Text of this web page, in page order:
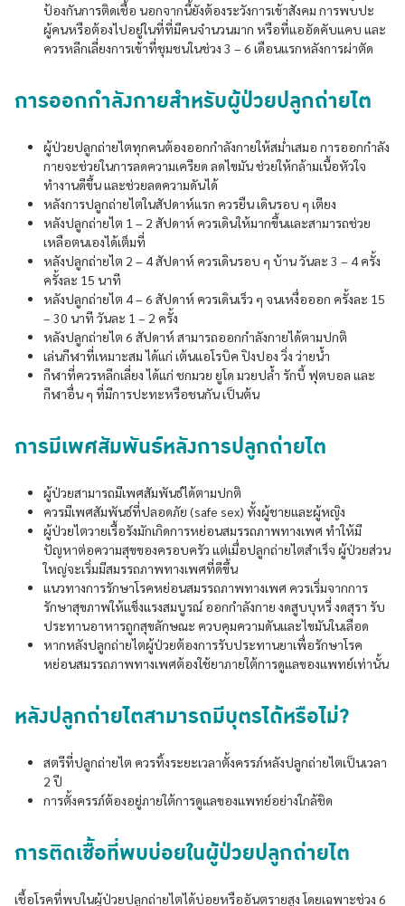
ป้องกันการติดเชื้อ นอกจากนี้ยังต้องระวังการเข้าสังคม การพบปะ
ผู้คนหรือต้องไปอยู่ในที่ที่มีคนจำนวนมาก หรือที่แออัดคับแคบ และ
ควรหลีกเลี่ยงการเข้าที่ชุมชนในช่วง 3 – 6 เดือนแรกหลังการผ่าตัด
การออกกำลังกายสำหรับผู้ป่วยปลูกถ่ายไต
ผู้ป่วยปลูกถ่ายไตทุกคนต้องออกกำลังกายให้สม่ำเสมอ การออกกำลัง
กายจะช่วยในการลดความเครียด ลดไขมัน ช่วยให้กล้ามเนื้อหัวใจ
ทำงานดีขึ้น และช่วยลดความดันได้
หลังการปลูกถ่ายไตในสัปดาห์แรก ควรยืน เดินรอบ ๆ เตียง
หลังปลูกถ่ายไต 1 – 2 สัปดาห์ ควรเดินให้มากขึ้นและสามารถช่วย
เหลือตนเองได้เต็มที่
หลังปลูกถ่ายไต 2 – 4 สัปดาห์ ควรเดินรอบ ๆ บ้าน วันละ 3 – 4 ครั้ง
ครั้งละ 15 นาที
หลังปลูกถ่ายไต 4 – 6 สัปดาห์ ควรเดินเร็ว ๆ จนเหงื่อออก ครั้งละ 15
– 30 นาที วันละ 1 – 2 ครั้ง
หลังปลูกถ่ายไต 6 สัปดาห์ สามารถออกกำลังกายได้ตามปกติ
เล่นกีฬาที่เหมาะสม ได้แก่ เต้นแอโรบิค ปิงปอง วิ่ง ว่ายน้ำ
กีฬาที่ควรหลีกเลี่ยง ได้แก่ ชกมวย ยูโด มวยปล้ำ รักบี้ ฟุตบอล และ
กีฬาอื่น ๆ ที่มีการปะทะหรือชนกัน เป็นต้น
การมีเพศสัมพันธ์หลังการปลูกถ่ายไต
ผู้ป่วยสามารถมีเพศสัมพันธ์ได้ตามปกติ
ควรมีเพศสัมพันธ์ที่ปลอดภัย (safe sex) ทั้งผู้ชายและผู้หญิง
ผู้ป่วยไตวายเรื้อรังมักเกิดการหย่อนสมรรถภาพทางเพศ ทำให้มี
ปัญหาต่อความสุขของครอบครัว แต่เมื่อปลูกถ่ายไตสำเร็จ ผู้ป่วยส่วน
ใหญ่จะเริ่มมีสมรรถภาพทางเพศที่ดีขึ้น
แนวทางการรักษาโรคหย่อนสมรรถภาพทางเพศ ควรเริ่มจากการ
รักษาสุขภาพให้แข็งแรงสมบูรณ์ ออกกำลังกาย งดสูบบุหรี่ งดสุรา รับ
ประทานอาหารถูกสุขลักษณะ ควบคุมความดันและไขมันในเลือด
หากหลังปลูกถ่ายไตผู้ป่วยต้องการรับประทานยาเพื่อรักษาโรค
หย่อนสมรรถภาพทางเพศต้องใช้ยาภายใต้การดูแลของแพทย์เท่านั้น
หลังปลูกถ่ายไตสามารถมีบุตรได้หรือไม่?
สตรีที่ปลูกถ่ายไต ควรทิ้งระยะเวลาตั้งครรภ์หลังปลูกถ่ายไตเป็นเวลา
2 ปี
การตั้งครรภ์ต้องอยู่ภายใต้การดูแลของแพทย์อย่างใกล้ชิด
การติดเชื้อที่พบบ่อยในผู้ป่วยปลูกถ่ายไต
เชื้อโรคที่พบในผู้ป่วยปลูกถ่ายไตได้บ่อยหรืออันตรายสูง โดยเฉพาะช่วง 6